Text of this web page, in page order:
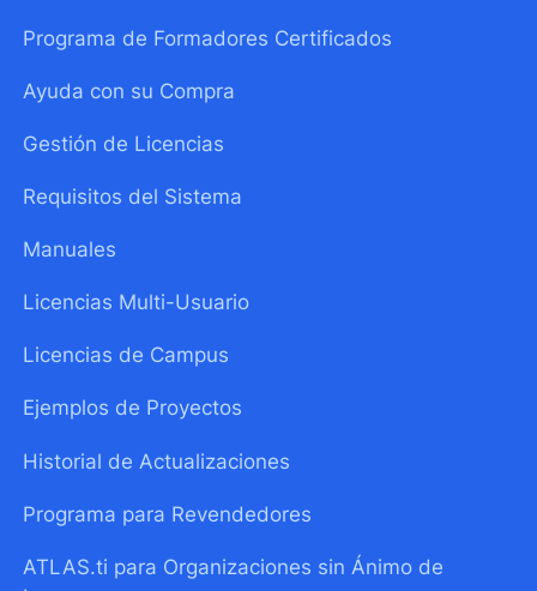
Programa de Formadores Certificados
Ayuda con su Compra
Gestión de Licencias
Requisitos del Sistema
Manuales
Licencias Multi-Usuario
Licencias de Campus
Ejemplos de Proyectos
Historial de Actualizaciones
Programa para Revendedores
ATLAS.ti para Organizaciones sin Ánimo de